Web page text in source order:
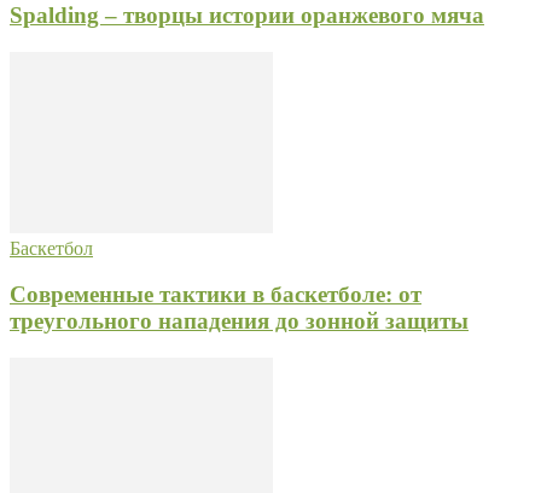
Spalding – творцы истории оранжевого мяча
Баскетбол
Современные тактики в баскетболе: от
треугольного нападения до зонной защиты